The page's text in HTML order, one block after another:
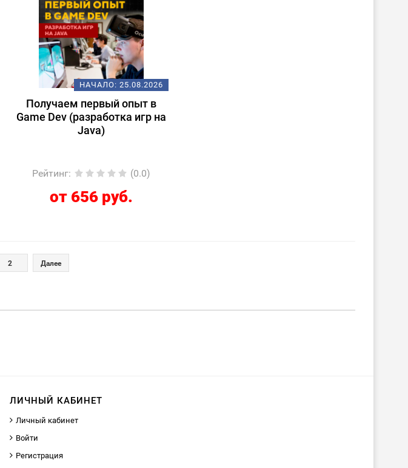
НАЧАЛО: 25.08.2026
Получаем первый опыт в
Game Dev (разработка игр на
Java)
Рейтинг: (0.0)
от 656 руб.
2 Далее
ЛИЧНЫЙ КАБИНЕТ
Личный кабинет
Войти
Регистрация